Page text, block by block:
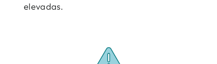
elevadas.